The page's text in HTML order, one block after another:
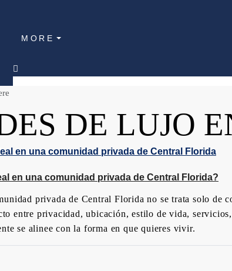
MORE
DE LUJO
en una comunidad privada de Central Florida?
privada de Central Florida no se trata solo de
entre privacidad, ubicación, estilo de vida,
se alinee con la forma en que quieres vivir.